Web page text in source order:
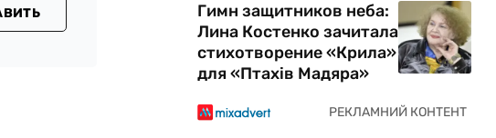
Гимн защитников неба:
Лина Костенко зачитала
стихотворение «Крила»
для «Птахів Мадяра»